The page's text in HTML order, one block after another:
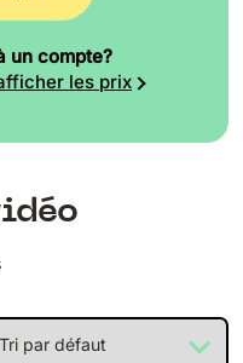
un compte?
les prix